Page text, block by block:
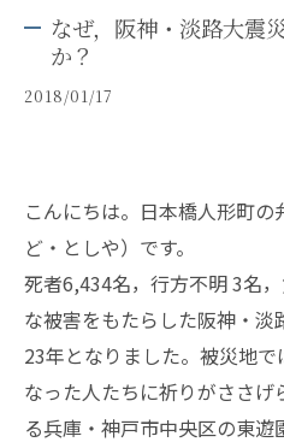
なぜ，阪神・淡路大震
か？
2018/01/17
こんにちは。日本橋人形町
ど・としや）です。
死者6,434名，行方不明 3名
な被害をもたらした阪神・
23年となりました。被災地
なった人たちに祈りがささ
る兵庫・神戸市中央区の東